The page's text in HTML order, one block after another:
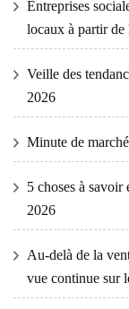
Entreprises
locaux à partir de
Veille des
2026
Minute de
5 choses à
2026
Au-delà de la
vue continue sur